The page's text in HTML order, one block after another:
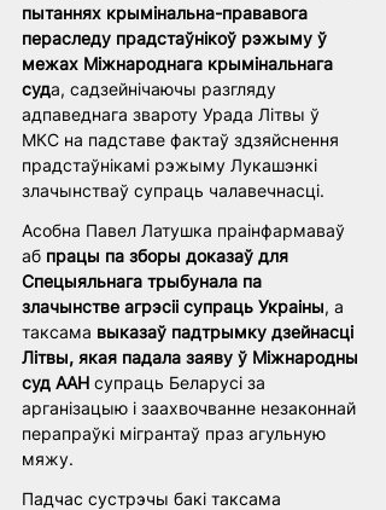
пытаннях крымінальна-прававога
пераследу прадстаўнікоў рэжыму ў
межах Міжнароднага крымінальнага
суда, садзейнічаючы разгляду
адпаведнага звароту Урада Літвы ў
МКС на падставе фактаў здзяйснення
прадстаўнікамі рэжыму Лукашэнкі
злачынстваў супраць чалавечнасці.
Асобна Павел Латушка праінфармаваў
аб працы па зборы доказаў для
Спецыяльнага трыбунала па
злачынстве агрэсіі супраць Украіны, а
таксама выказаў падтрымку дзейнасці
Літвы, якая падала заяву ў Міжнародны
суд ААН супраць Беларусі за
арганізацыю і заахвочванне незаконнай
перапраўкі мігрантаў праз агульную
мяжу.
Падчас сустрэчы бакі таксама